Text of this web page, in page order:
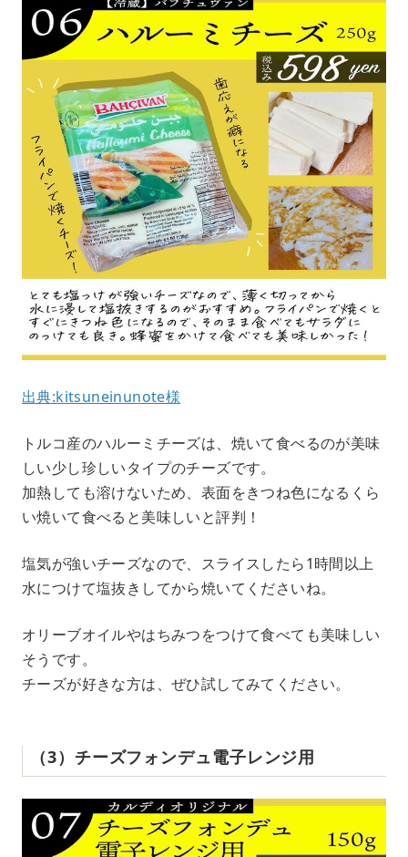
出典:kitsuneinunote様
トルコ産のハルーミチーズは、焼いて食べるのが美味
しい少し珍しいタイプのチーズです。
加熱しても溶けないため、表面をきつね色になるくら
い焼いて食べると美味しいと評判！
塩気が強いチーズなので、スライスしたら1時間以上
水につけて塩抜きしてから焼いてくださいね。
オリーブオイルやはちみつをつけて食べても美味しい
そうです。
チーズが好きな方は、ぜひ試してみてください。
（3）チーズフォンデュ電子レンジ用